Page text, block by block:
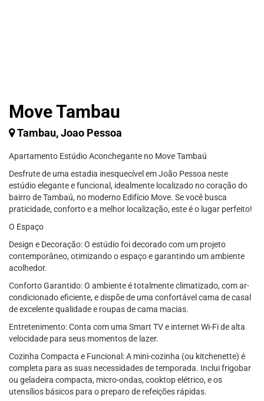
Move Tambau
Tambau, Joao Pessoa
Apartamento Estúdio Aconchegante no Move Tambaú
Desfrute de uma estadia inesquecível em João Pessoa neste
estúdio elegante e funcional, idealmente localizado no coração do
bairro de Tambaú, no moderno Edifício Move. Se você busca
praticidade, conforto e a melhor localização, este é o lugar perfeito!
O Espaço
Design e Decoração: O estúdio foi decorado com um projeto
contemporâneo, otimizando o espaço e garantindo um ambiente
acolhedor.
Conforto Garantido: O ambiente é totalmente climatizado, com ar-
condicionado eficiente, e dispõe de uma confortável cama de casal
de excelente qualidade e roupas de cama macias.
Entretenimento: Conta com uma Smart TV e internet Wi-Fi de alta
velocidade para seus momentos de lazer.
Cozinha Compacta e Funcional: A mini-cozinha (ou kitchenette) é
completa para as suas necessidades de temporada. Inclui frigobar
ou geladeira compacta, micro-ondas, cooktop elétrico, e os
utensílios básicos para o preparo de refeições rápidas.